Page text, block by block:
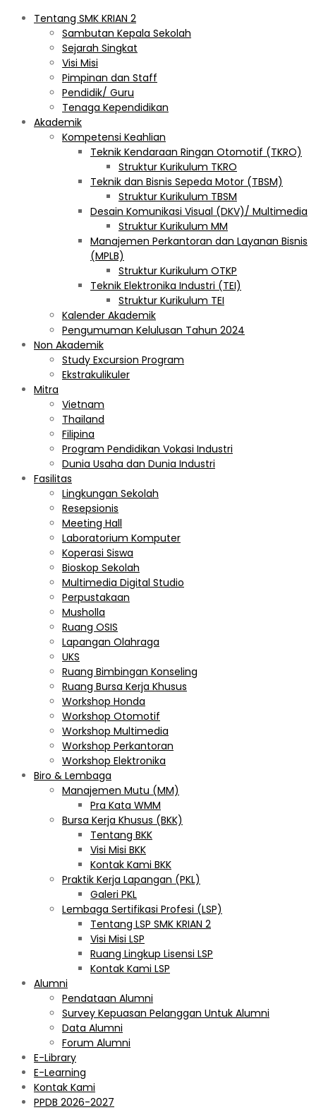
Tentang SMK KRIAN 2
Sambutan Kepala Sekolah
Sejarah Singkat
Visi Misi
Pimpinan dan Staff
Pendidik/ Guru
Tenaga Kependidikan
Akademik
Kompetensi Keahlian
Teknik Kendaraan Ringan Otomotif (TKRO)
Struktur Kurikulum TKRO
Teknik dan Bisnis Sepeda Motor (TBSM)
Struktur Kurikulum TBSM
Desain Komunikasi Visual (DKV)/ Multimedia
Struktur Kurikulum MM
Manajemen Perkantoran dan Layanan Bisnis
(MPLB)
Struktur Kurikulum OTKP
Teknik Elektronika Industri (TEI)
Struktur Kurikulum TEI
Kalender Akademik
Pengumuman Kelulusan Tahun 2024
Non Akademik
Study Excursion Program
Ekstrakulikuler
Mitra
Vietnam
Thailand
Filipina
Program Pendidikan Vokasi Industri
Dunia Usaha dan Dunia Industri
Fasilitas
Lingkungan Sekolah
Resepsionis
Meeting Hall
Laboratorium Komputer
Koperasi Siswa
Bioskop Sekolah
Multimedia Digital Studio
Perpustakaan
Musholla
Ruang OSIS
Lapangan Olahraga
UKS
Ruang Bimbingan Konseling
Ruang Bursa Kerja Khusus
Workshop Honda
Workshop Otomotif
Workshop Multimedia
Workshop Perkantoran
Workshop Elektronika
Biro & Lembaga
Manajemen Mutu (MM)
Pra Kata WMM
Bursa Kerja Khusus (BKK)
Tentang BKK
Visi Misi BKK
Kontak Kami BKK
Praktik Kerja Lapangan (PKL)
Galeri PKL
Lembaga Sertifikasi Profesi (LSP)
Tentang LSP SMK KRIAN 2
Visi Misi LSP
Ruang Lingkup Lisensi LSP
Kontak Kami LSP
Alumni
Pendataan Alumni
Survey Kepuasan Pelanggan Untuk Alumni
Data Alumni
Forum Alumni
E-Library
E-Learning
Kontak Kami
PPDB 2026-2027